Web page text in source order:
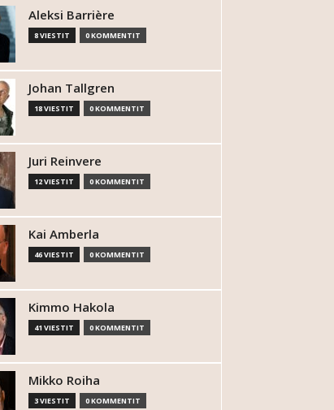
Aleksi Barrière
8 VIESTIT 0 KOMMENTIT
Johan Tallgren
18 VIESTIT 0 KOMMENTIT
Juri Reinvere
12 VIESTIT 0 KOMMENTIT
Kai Amberla
46 VIESTIT 0 KOMMENTIT
Kimmo Hakola
41 VIESTIT 0 KOMMENTIT
Mikko Roiha
3 VIESTIT 0 KOMMENTIT